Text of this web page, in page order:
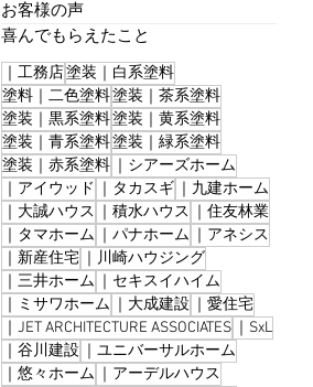
お客様の声
喜んでもらえたこと
｜工務店塗装｜白系塗料
塗料｜二色塗料塗装｜茶系塗料
塗装｜黒系塗料塗装｜黄系塗料
塗装｜青系塗料塗装｜緑系塗料
塗装｜赤系塗料
｜シアーズホーム
｜アイウッド
｜タカスギ
｜九建ホーム
｜大誠ハウス
｜積水ハウス
｜住友林業
｜タマホーム
｜パナホーム
｜アネシス
｜新産住宅
｜川崎ハウジング
｜三井ホーム
｜セキスイハイム
｜ミサワホーム
｜大成建設
｜愛住宅
｜JET ARCHITECTURE ASSOCIATES
｜SxL
｜谷川建設
｜ユニバーサルホーム
｜悠々ホーム
｜アーデルハウス